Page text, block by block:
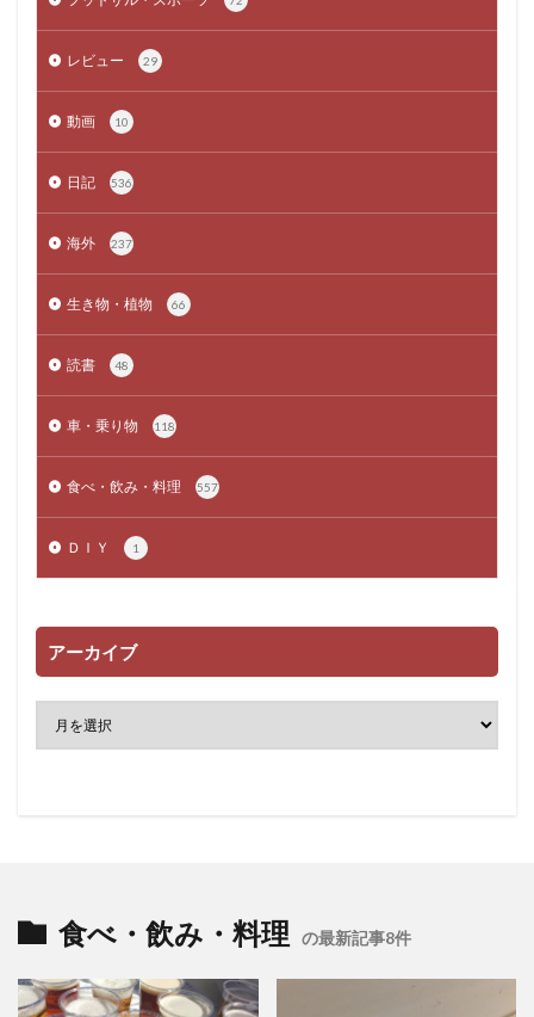
レビュー 29
動画 10
日記 536
海外 237
生き物・植物 66
読書 48
車・乗り物 118
食べ・飲み・料理 557
ＤＩＹ 1
アーカイブ
食べ・飲み・料理 の最新記事8件